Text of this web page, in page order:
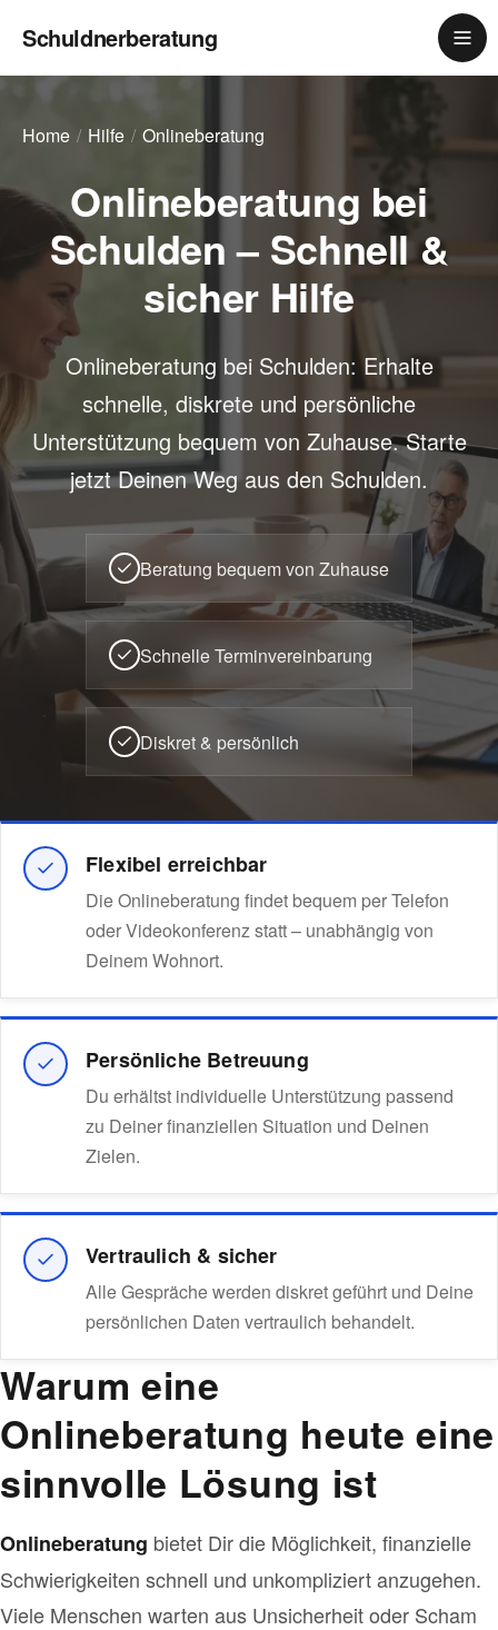
Schuldnerberatung
Home Hilfe Onlineberatung
Onlineberatung bei
Schulden – Schnell &
sicher Hilfe
Onlineberatung bei Schulden: Erhalte
schnelle, diskrete und persönliche
Unterstützung bequem von Zuhause. Starte
jetzt Deinen Weg aus den Schulden.
Beratung bequem von Zuhause
Schnelle Terminvereinbarung
Diskret & persönlich
Flexibel erreichbar
Die Onlineberatung findet bequem per Telefon
oder Videokonferenz statt – unabhängig von
Deinem Wohnort.
Persönliche Betreuung
Du erhältst individuelle Unterstützung passend
zu Deiner finanziellen Situation und Deinen
Zielen.
Vertraulich & sicher
Alle Gespräche werden diskret geführt und Deine
persönlichen Daten vertraulich behandelt.
Warum eine
Onlineberatung heute eine
sinnvolle Lösung ist
Onlineberatung bietet Dir die Möglichkeit, finanzielle
Schwierigkeiten schnell und unkompliziert anzugehen.
Viele Menschen warten aus Unsicherheit oder Scham